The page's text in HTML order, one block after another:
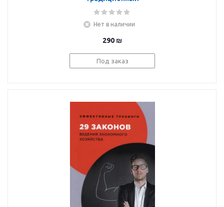
еврейский дом
Нет в наличии
290 ₪
Под заказ